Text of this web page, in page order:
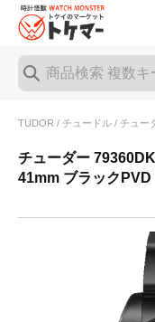
TUDOR / チュードル / チュー
チューダー
41mm ブラック